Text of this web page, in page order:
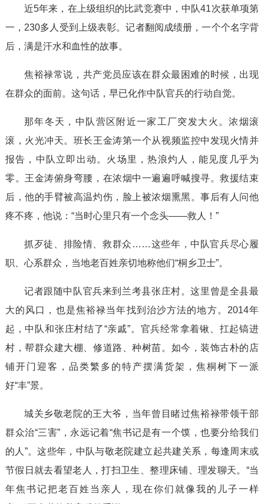
近5年来，在上级组织的比武竞赛中，中队41次获单项第
一，230多人受到上级表彰。记者翻阅成绩册，一个个名字背
后，满是汗水和血性的故事。
焦裕禄常说，共产党员应该在群众最困难的时候，出现
在群众的面前。这句话，早已化作中队官兵的行动自觉。
那年冬天，中队营区附近一家工厂突发大火。浓烟滚
滚，火光冲天。班长王金涛第一个从视频监控中发现火情并
报告，中队立即出动。火场里，热浪灼人，能见度几乎为
零。王金涛俯身弯腰，在浓烟中一遍遍呼喊搜寻。救援结束
后，他的手臂被高温灼伤，脸上被浓烟熏黑。事后有人问他
疼不疼，他说：“当时心里只有一个念头——救人！”
抓歹徒、排险情、救群众……这些年，中队官兵尽心履
职、心系群众，当地老百姓亲切地称他们“桐乡卫士”。
记者跟随中队官兵来到兰考县张庄村。这里曾是全县最
大的风口，也是焦裕禄当年找到治沙方法的地方。2014年
起，中队和张庄村结了“亲戚”。官兵经常拿着锹、扛起镐进
村，帮群众建大棚、修道路、种树苗。如今，装饰古朴的店
铺开门迎客，品类繁多的特产摆满货架，焦桐树下一派
好“丰”景。
城关乡敬老院的王大爷，当年曾目睹过焦裕禄带领干部
群众治“三害”，永远记着“焦书记是有一个馍，也要分给我们
的人”。这些年，中队与敬老院建立起共建关系，每逢周末或
节假日就去看望老人，打扫卫生、整理床铺、理发聊天。“当
年焦书记把老百姓当亲人，现在你们就像我的儿子一样